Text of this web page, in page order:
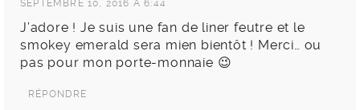
SEPTEMBRE 10, 2016 À 6:44
J’adore ! Je suis une fan de liner feutre et le
smokey emerald sera mien bientôt ! Merci… ou
pas pour mon porte-monnaie 😉
RÉPONDRE